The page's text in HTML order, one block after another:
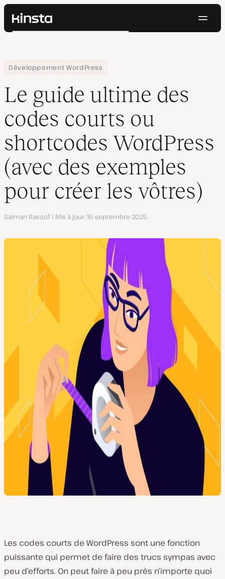
Kinsta®
Prix
Contact
Rechercher
Home
Centre de ressources
Blog
Développement WordPress
Le guide ultime des codes courts ou shortcodes WordPress
Le guide ultime des
codes courts ou
shortcodes WordPress
(avec des exemples
pour créer les vôtres)
Auteur
Salman Ravoof Mis à jour 16 septembre 2025
Les codes courts de WordPress sont une fonction
puissante qui permet de faire des trucs sympas avec
peu d’efforts. On peut faire à peu près n’importe quoi